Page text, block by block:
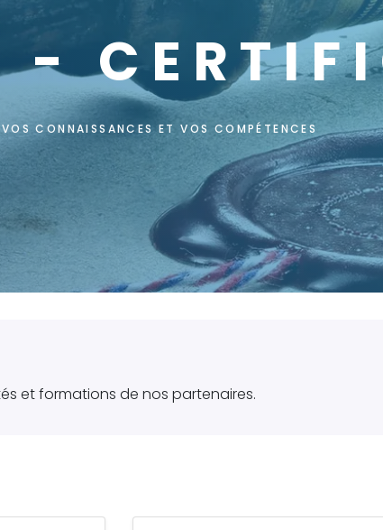
-
CONNAISSANCES ET VOS COMPÉTENCES
Formations - Certifications
et formations de nos partenaires.